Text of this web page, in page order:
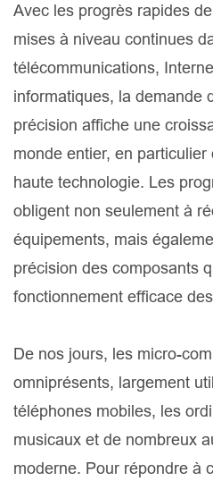
Avec les progrès rapides
mises à niveau continues
télécommunications,
informatiques, la demande
précision affiche une
monde entier, en
haute technologie. Les
obligent non seulement à
équipements, mais
précision des composants
fonctionnement efficace
De nos jours, les micro-
omniprésents, largement
téléphones mobiles, les
musicaux et de nombreux
moderne. Pour répondre à